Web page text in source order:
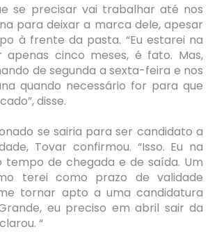
se precisar vai trabalhar até nos
para deixar a marca dele, apesar
à frente da pasta. “Eu estarei na
cinco meses, é fato. Mas,
de segunda a sexta-feira e nos
quando necessário for para que
disse.
se sairia para ser candidato a
Tovar confirmou. “Isso. Eu na
tempo de chegada e de saída. Um
terei como prazo de validade
tornar apto a uma candidatura
eu preciso em abril sair da
“